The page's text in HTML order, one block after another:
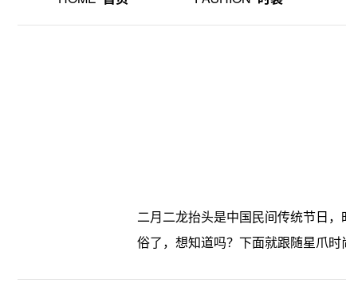
二月二龙抬头是中国民间传统节日
俗了，想知道吗？下面就跟随星爪时